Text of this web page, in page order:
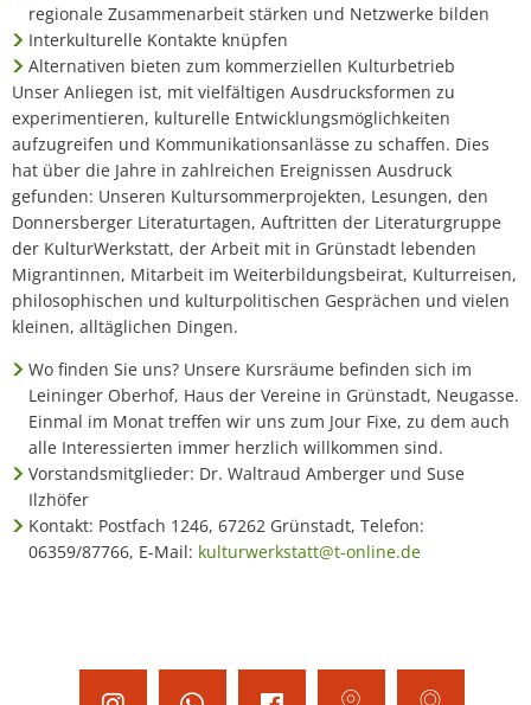
regionale Zusammenarbeit stärken und Netzwerke bilden
Interkulturelle Kontakte knüpfen
Alternativen bieten zum kommerziellen Kulturbetrieb
Unser Anliegen ist, mit vielfältigen Ausdrucksformen zu
experimentieren, kulturelle Entwicklungsmöglichkeiten
aufzugreifen und Kommunikationsanlässe zu schaffen. Dies
hat über die Jahre in zahlreichen Ereignissen Ausdruck
gefunden: Unseren Kultursommerprojekten, Lesungen, den
Donnersberger Literaturtagen, Auftritten der Literaturgruppe
der KulturWerkstatt, der Arbeit mit in Grünstadt lebenden
Migrantinnen, Mitarbeit im Weiterbildungsbeirat, Kulturreisen,
philosophischen und kulturpolitischen Gesprächen und vielen
kleinen, alltäglichen Dingen.
Wo finden Sie uns? Unsere Kursräume befinden sich im
Leininger Oberhof, Haus der Vereine in Grünstadt, Neugasse.
Einmal im Monat treffen wir uns zum Jour Fixe, zu dem auch
alle Interessierten immer herzlich willkommen sind.
Vorstandsmitglieder: Dr. Waltraud Amberger und Suse
Ilzhöfer
Kontakt: Postfach 1246, 67262 Grünstadt, Telefon:
06359/87766, E-Mail: kulturwerkstatt@t-online.de